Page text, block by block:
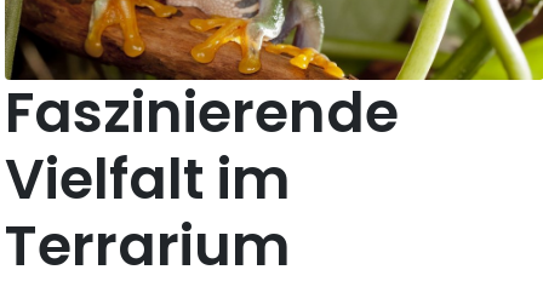
Faszinierende
Vielfalt im
Terrarium